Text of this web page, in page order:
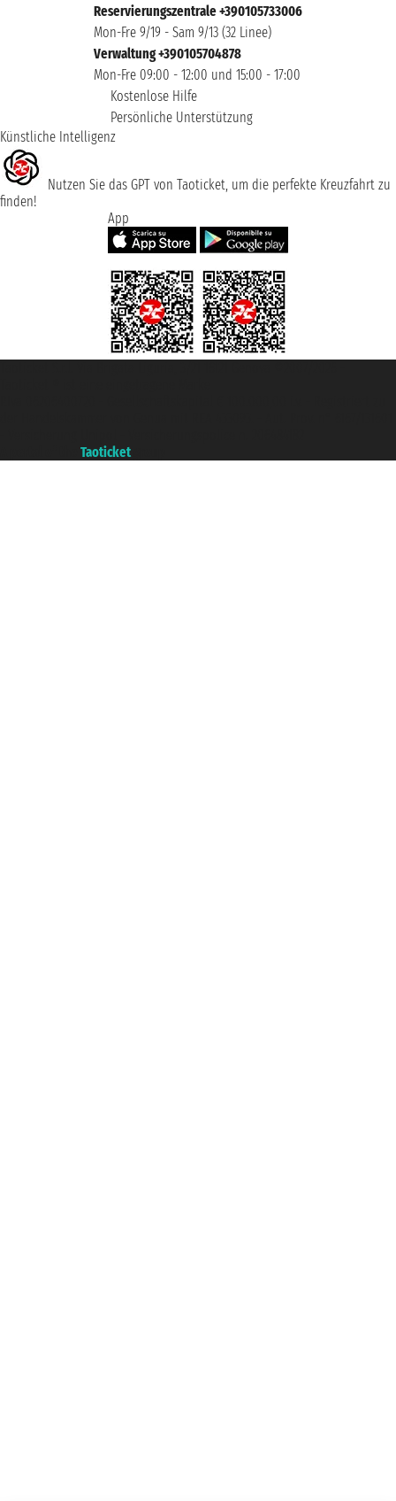
Reservierungszentrale +390105733006
Mon-Fre 9/19 - Sam 9/13 (32 Linee)
Verwaltung +390105704878
Mon-Fre 09:00 - 12:00 und 15:00 - 17:00
Kostenlose Hilfe
Persönliche Unterstützung
Künstliche Intelligenz
Nutzen Sie das GPT von Taoticket, um die perfekte Kreuzfahrt zu
finden!
App
Taoticket